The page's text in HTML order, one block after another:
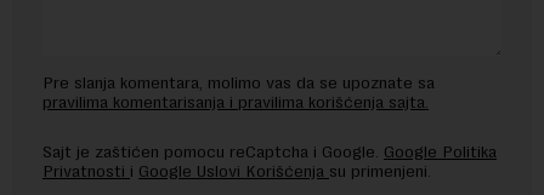
Pre slanja komentara, molimo vas da se upoznate sa
pravilima komentarisanja i pravilima korišćenja sajta.
Sajt je zaštićen pomocu reCaptcha i Google. Google Politika
Privatnosti i Google Uslovi Korišćenja su primenjeni.